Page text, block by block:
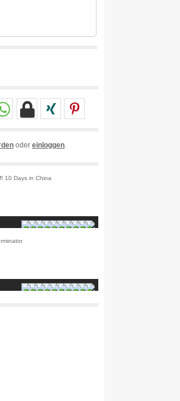
oder einloggen
10 Days in China